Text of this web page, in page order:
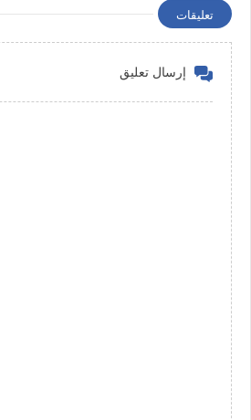
تعليقات
إرسال تعليق